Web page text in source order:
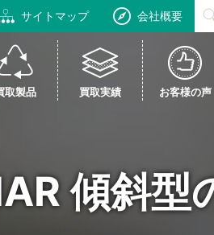
サイトマップ 会社概要
取製品 買取実績 お客様の声
傾斜型